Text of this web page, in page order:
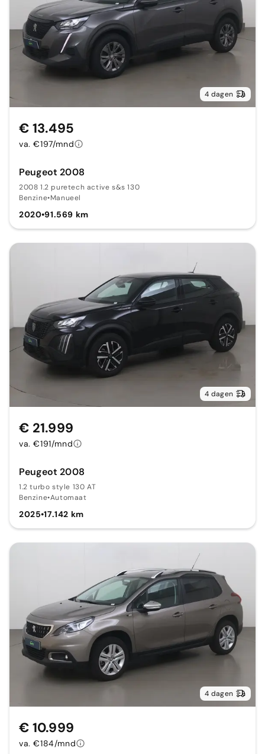
4 dagen
Peugeot 2008
2008 1.2 puretech active s&s 130
Benzine•Manueel
2020•91.569 km
€ 13.495
va. €197/mnd
4 dagen
Peugeot 2008
1.2 turbo style 130 AT
Benzine•Automaat
2025•17.142 km
€ 21.999
va. €191/mnd
4 dagen
€ 10.999
va. €184/mnd